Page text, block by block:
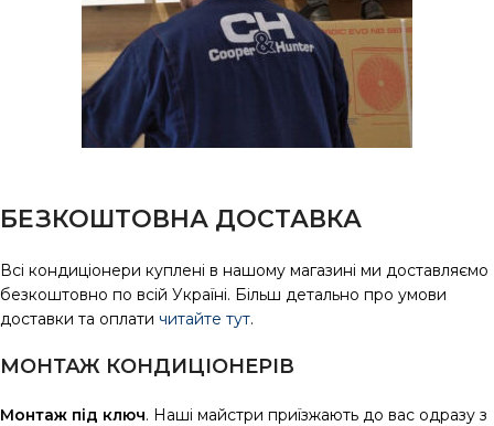
БЕЗКОШТОВНА ДОСТАВКА
Всі кондиціонери куплені в нашому магазині ми доставляємо
безкоштовно по всій Україні. Більш детально про умови
доставки та оплати читайте тут.
МОНТАЖ КОНДИЦІОНЕРІВ
Монтаж під ключ. Наші майстри приїзжають до вас одразу з